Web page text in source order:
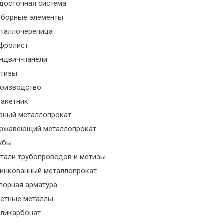
за МКАД
за МКАД
с транспортным
с транспортным
с транспортным
система
элементы
панели
металлопрокат
металлопрокат
трубопроводов и метизы
металлопрокат
арматура
металлы